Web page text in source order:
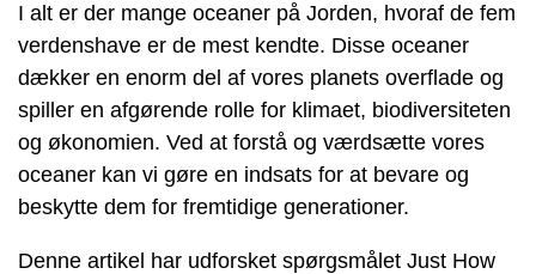
I alt er der mange oceaner på Jorden, hvoraf de fem
verdenshave er de mest kendte. Disse oceaner
dækker en enorm del af vores planets overflade og
spiller en afgørende rolle for klimaet, biodiversiteten
og økonomien. Ved at forstå og værdsætte vores
oceaner kan vi gøre en indsats for at bevare og
beskytte dem for fremtidige generationer.
Denne artikel har udforsket spørgsmålet Just How